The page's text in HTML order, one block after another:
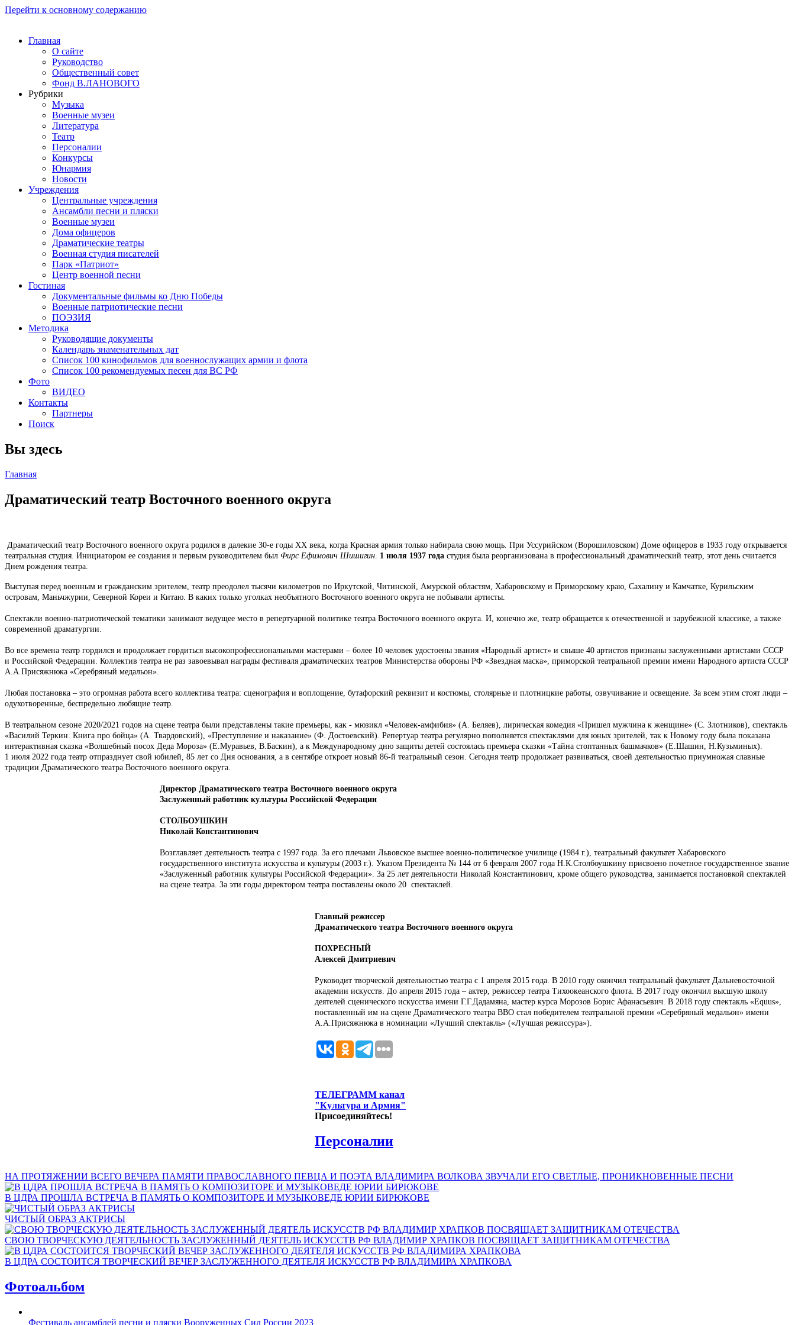
Перейти к основному содержанию
Главная
О сайте
Руководство
Общественный совет
Фонд В.ЛАНОВОГО
Рубрики
Музыка
Военные музеи
Литература
Театр
Персоналии
Конкурсы
Юнармия
Новости
Учреждения
Центральные учреждения
Ансамбли песни и пляски
Военные музеи
Дома офицеров
Драматические театры
Военная студия писателей
Парк «Патриот»
Центр военной песни
Гостиная
Документальные фильмы ко Дню Победы
Военные патриотические песни
ПОЭЗИЯ
Методика
Руководящие документы
Календарь знаменательных дат
Список 100 кинофильмов для военнослужащих армии и флота
Список 100 рекомендуемых песен для ВС РФ
Фото
ВИДЕО
Контакты
Партнеры
Поиск
Вы здесь
Главная
Драматический театр Восточного военного округа
Драматический театр Восточного военного округа родился в далекие 30-е годы XX века, когда Красная армия только набирала свою мощь. При Уссурийском (Ворошиловском) Доме офицеров в 1933 году открывается
театральная студия. Инициатором ее создания и первым руководителем был Фирс Ефимович Шишигин 1 июля 1937 года студия была реорганизована в профессиональный драматический театр, этот день считается
Днем рождения театра.
Выступая перед военным и гражданским зрителем, театр преодолел тысячи километров по Иркутской, Читинской, Амурской областям, Хабаровскому и Приморскому краю, Сахалину и Камчатке, Курильским
островам, Маньчжурии, Северной Кореи и Китаю. В каких только уголках необъятного Восточного военного округа не побывали артисты.
Спектакли военно-патриотической тематики занимают ведущее место в репертуарной политике театра Восточного военного округа. И, конечно же, театр обращается к отечественной и зарубежной классике, а также
современной драматургии.
Во все времена театр гордился и продолжает гордиться высокопрофессиональными мастерами – более 10 человек удостоены звания «Народный артист» и свыше 40 артистов признаны заслуженными артистами СССР
и Российской Федерации. Коллектив театра не раз завоевывал награды фестиваля драматических театров Министерства обороны РФ «Звездная маска», приморской театральной премии имени Народного артиста СССР
А.А.Присяжнюка «Серебряный медальон».
Любая постановка – это огромная работа всего коллектива театра: сценография и воплощение, бутафорский реквизит и костюмы, столярные и плотницкие работы, озвучивание и освещение. За всем этим стоят люди –
одухотворенные, беспредельно любящие театр.
В театральном сезоне 2020/2021 годов на сцене театра были представлены такие премьеры, как - мюзикл «Человек-амфибия» (А. Беляев), лирическая комедия «Пришел мужчина к женщине» (С. Злотников), спектакль
«Василий Теркин. Книга про бойца» (А. Твардовский), «Преступление и наказание» (Ф. Достоевский). Репертуар театра регулярно пополняется спектаклями для юных зрителей, так к Новому году была показана
интерактивная сказка «Волшебный посох Деда Мороза» (Е.Муравьев, В.Баскин), а к Международному дню защиты детей состоялась премьера сказки «Тайна стоптанных башмачков» (Е.Шашин, Н.Кузьминых).
1 июля 2022 года театр отпразднует свой юбилей, 85 лет со Дня основания, а в сентябре откроет новый 86-й театральный сезон. Сегодня театр продолжает развиваться, своей деятельностью приумножая славные
традиции Драматического театра Восточного военного округа.
Директор Драматического театра Восточного военного округа
Заслуженный работник культуры Российской Федерации
СТОЛБОУШКИН
Николай Константинович
Возглавляет деятельность театра с 1997 года. За его плечами Львовское высшее военно-политическое училище (1984 г.), театральный факультет Хабаровского
государственного института искусства и культуры (2003 г.). Указом Президента № 144 от 6 февраля 2007 года Н.К.Столбоушкину присвоено почетное государственное звание
«Заслуженный работник культуры Российской Федерации». За 25 лет деятельности Николай Константинович, кроме общего руководства, занимается постановкой спектаклей
на сцене театра. За эти годы директором театра поставлены около 20 спектаклей.
Главный режиссер
Драматического театра Восточного военного округа
ПОХРЕСНЫЙ
Алексей Дмитриевич
Руководит творческой деятельностью театра с 1 апреля 2015 года. В 2010 году окончил театральный факультет Дальневосточной
академии искусств. До апреля 2015 года – актер, режиссер театра Тихоокеанского флота. В 2017 году окончил высшую школу
деятелей сценического искусства имени Г.Г.Дадамяна, мастер курса Морозов Борис Афанасьевич. В 2018 году спектакль «Equus»,
поставленный им на сцене Драматического театра ВВО стал победителем театральной премии «Серебряный медальон» имени
А.А.Присяжнюка в номинации «Лучший спектакль» («Лучшая режиссура»).
ТЕЛЕГРАММ канал
"Культура и Армия"
Присоединяйтесь!
Персоналии
НА ПРОТЯЖЕНИИ ВСЕГО ВЕЧЕРА ПАМЯТИ ПРАВОСЛАВНОГО ПЕВЦА И ПОЭТА ВЛАДИМИРА ВОЛКОВА ЗВУЧАЛИ ЕГО СВЕТЛЫЕ, ПРОНИКНОВЕННЫЕ ПЕСНИ
В ЦДРА ПРОШЛА ВСТРЕЧА В ПАМЯТЬ О КОМПОЗИТОРЕ И МУЗЫКОВЕДЕ ЮРИИ БИРЮКОВЕ
ЧИСТЫЙ ОБРАЗ АКТРИСЫ
СВОЮ ТВОРЧЕСКУЮ ДЕЯТЕЛЬНОСТЬ ЗАСЛУЖЕННЫЙ ДЕЯТЕЛЬ ИСКУССТВ РФ ВЛАДИМИР ХРАПКОВ ПОСВЯЩАЕТ ЗАЩИТНИКАМ ОТЕЧЕСТВА
В ЦДРА СОСТОИТСЯ ТВОРЧЕСКИЙ ВЕЧЕР ЗАСЛУЖЕННОГО ДЕЯТЕЛЯ ИСКУССТВ РФ ВЛАДИМИРА ХРАПКОВА
Фотоальбом
Фестиваль ансамблей песни и пляски Вооруженных Сил России 2023